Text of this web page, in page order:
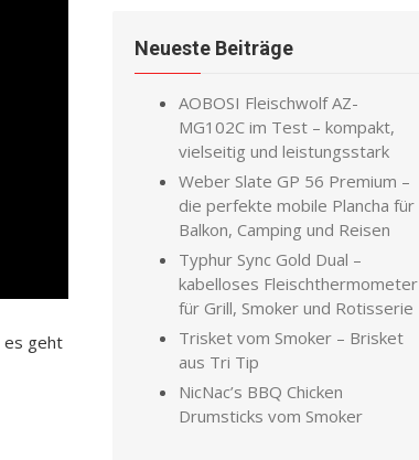
es geht
Neueste Beiträge
AOBOSI Fleischwolf AZ-
MG102C im Test – kompakt,
vielseitig und leistungsstark
Weber Slate GP 56 Premium –
die perfekte mobile Plancha für
Balkon, Camping und Reisen
Typhur Sync Gold Dual –
kabelloses Fleischthermometer
für Grill, Smoker und Rotisserie
Trisket vom Smoker – Brisket
aus Tri Tip
NicNac’s BBQ Chicken
Drumsticks vom Smoker